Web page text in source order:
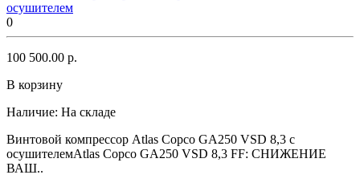
осушителем
0
100 500.00 р.
В корзину
Наличие: На складе
Винтовой компрессор Atlas Copco GA250 VSD 8,3 с
осушителемAtlas Copco GA250 VSD 8,3 FF: СНИЖЕНИЕ
ВАШ..